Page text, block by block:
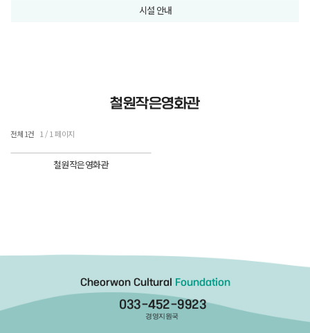
시설 안내
철원작은영화관
전체 1건 1 / 1 페이지
철원작은영화관
Cheorwon Cultural Foundation
033-452-9923
경영지원국